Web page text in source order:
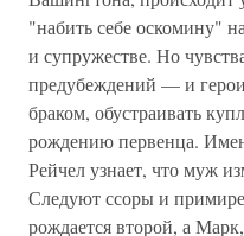
"набить себе оскомину"
и супружестве. Но
предубеждений — и
браком, обустраивать
рождению первенца.
Рейчел узнает, что муж
Следуют ссоры и
рождается второй, а